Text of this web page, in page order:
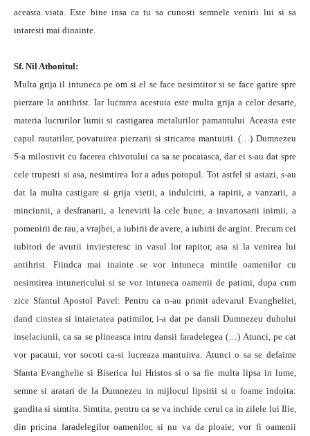
aceasta viata. Este bine insa ca tu sa cunosti semnele venirii lui si sa
intaresti mai dinainte.
Sf. Nil Athonitul:
Multa grija il intuneca pe om si el se face nesimtitor si se face gatire spre
pierzare la antihrist. Iar lucrarea acestuia este multa grija a celor desarte,
materia lucrurilor lumii si castigarea metalurilor pamantului. Aceasta este
capul rautatilor, povatuirea pierzarii si stricarea mantuirii. (…) Dumnezeu
S-a milostivit cu facerea chivotului ca sa se pocaiasca, dar ei s-au dat spre
cele trupesti si asa, nesimtirea lor a adus potopul. Tot astfel si astazi, s-au
dat la multa castigare si grija vietii, a indulcirii, a rapirii, a vanzarii, a
minciunii, a desfranarii, a lenevirii la cele bune, a invartosarii inimii, a
pomenirii de rau, a vrajbei, a iubirii de avere, a iubirii de argint. Precum cei
iubitori de avutii inviesteresc in vasul lor rapitor, asa si la venirea lui
antihrist. Fiindca mai inainte se vor intuneca mintile oamenilor cu
nesimtirea intunericului si se vor intuneca oamenii de patimi, dupa cum
zice Sfantul Apostol Pavel: Pentru ca n-au primit adevarul Evangheliei,
dand cinstea si intaietatea patimilor, i-a dat pe dansii Dumnezeu duhului
inselaciunii, ca sa se plineasca intru dansii faradelegea (…) Atunci, pe cat
vor pacatui, vor socoti ca-si lucreaza mantuirea. Atunci o sa se defaime
Sfanta Evanghelie si Biserica lui Hristos si o sa fie multa lipsa in lume,
semne si aratari de la Dumnezeu in mijlocul lipsirii si o foame indoita:
gandita si simtita. Simtita, pentru ca se va inchide cerul ca in zilele lui Ilie,
din pricina faradelegilor oamenilor, si nu va da ploaie; vor fi oamenii